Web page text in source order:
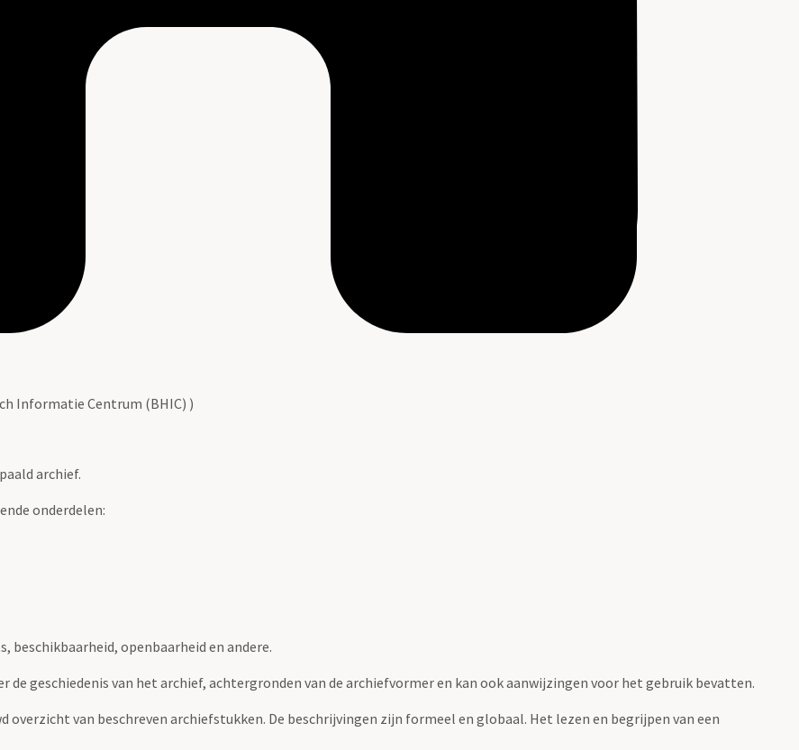
Informatie Centrum (BHIC) )
archief.
onderdelen:
beschikbaarheid, openbaarheid en andere.
geschiedenis van het archief, achtergronden van de archiefvormer en kan ook aanwijzingen voor het gebruik bevatten.
van beschreven archiefstukken. De beschrijvingen zijn formeel en globaal. Het lezen en begrijpen van een